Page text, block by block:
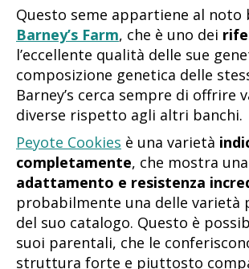
Questo seme appartiene al noto
Barney’s Farm, che è uno dei
l’eccellente qualità delle sue
composizione genetica delle
Barney’s cerca sempre di offrire
diverse rispetto agli altri banchi.
Peyote Cookies è una varietà
completamente, che mostra una
adattamento e resistenza
probabilmente una delle varietà
del suo catalogo. Questo è
suoi parentali, che le
struttura forte e piuttosto